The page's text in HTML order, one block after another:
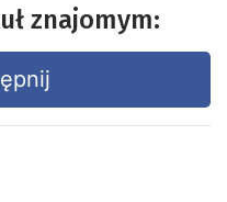
znajomym: